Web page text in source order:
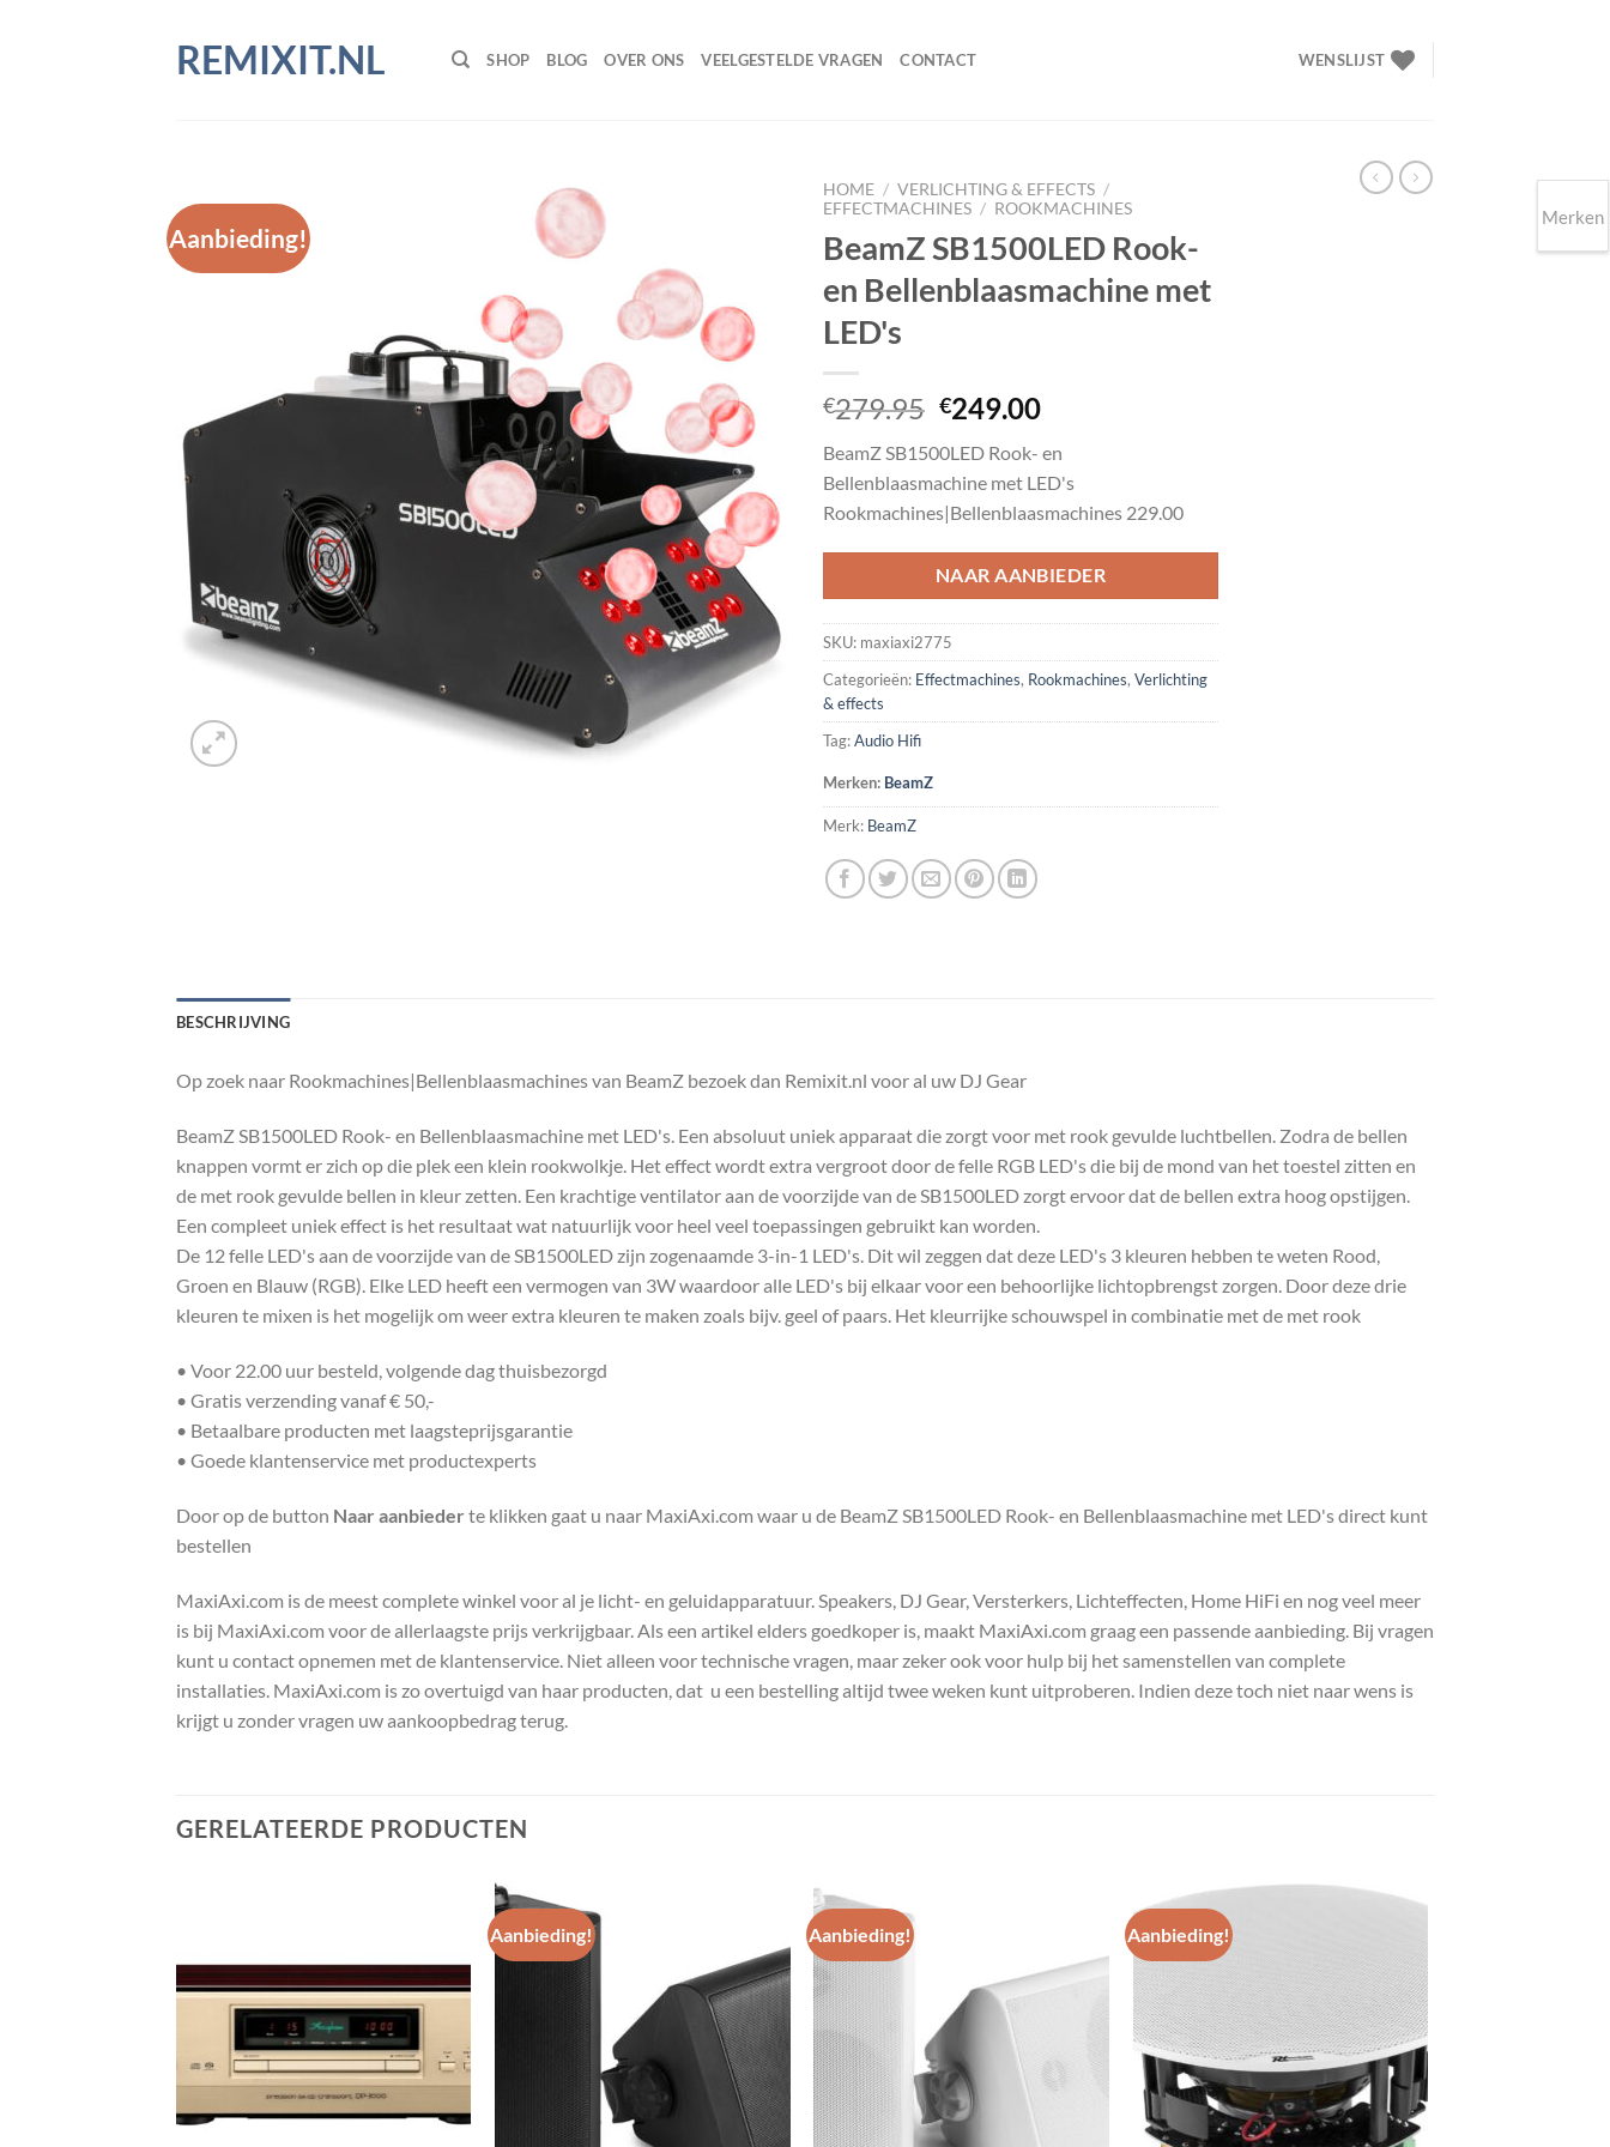
REMIXIT.NL SHOP BLOG OVER ONS VEELGESTELDE VRAGEN CONTACT WENSLIJST
Aanbieding!
Toevoegen
aan
wenslijst
HOME / VERLICHTING & EFFECTS /
EFFECTMACHINES / ROOKMACHINES
BeamZ SB1500LED Rook-
en Bellenblaasmachine met
LED's
€279.95 Oorspronkelijke
was:
€279.95.
€249.00Huidige
is:
€249.00.
BeamZ SB1500LED Rook- en
Bellenblaasmachine met LED's
Rookmachines|Bellenblaasmachines 229.00
NAAR AANBIEDER
SKU: maxiaxi2775
Categorieën: Effectmachines, Rookmachines, Verlichting
& effects
Tag:Audio Hifi
Merken: BeamZ
Merk: BeamZ
BESCHRIJVING
Op zoek naar Rookmachines|Bellenblaasmachines van BeamZ bezoek dan Remixit.nl voor al uw DJ Gear
BeamZ SB1500LED Rook- en Bellenblaasmachine met LED's. Een absoluut uniek apparaat die zorgt voor met rook gevulde luchtbellen. Zodra de bellen
knappen vormt er zich op die plek een klein rookwolkje. Het effect wordt extra vergroot door de felle RGB LED's die bij de mond van het toestel zitten en
de met rook gevulde bellen in kleur zetten. Een krachtige ventilator aan de voorzijde van de SB1500LED zorgt ervoor dat de bellen extra hoog opstijgen.
Een compleet uniek effect is het resultaat wat natuurlijk voor heel veel toepassingen gebruikt kan worden.
De 12 felle LED's aan de voorzijde van de SB1500LED zijn zogenaamde 3-in-1 LED's. Dit wil zeggen dat deze LED's 3 kleuren hebben te weten Rood,
Groen en Blauw (RGB). Elke LED heeft een vermogen van 3W waardoor alle LED's bij elkaar voor een behoorlijke lichtopbrengst zorgen. Door deze drie
kleuren te mixen is het mogelijk om weer extra kleuren te maken zoals bijv. geel of paars. Het kleurrijke schouwspel in combinatie met de met rook
• Voor 22.00 uur besteld, volgende dag thuisbezorgd
• Gratis verzending vanaf € 50,-
• Betaalbare producten met laagsteprijsgarantie
• Goede klantenservice met productexperts
Door op de button Naar aanbieder te klikken gaat u naar MaxiAxi.com waar u de BeamZ SB1500LED Rook- en Bellenblaasmachine met LED's direct kunt
bestellen
MaxiAxi.com is de meest complete winkel voor al je licht- en geluidapparatuur. Speakers, DJ Gear, Versterkers, Lichteffecten, Home HiFi en nog veel meer
is bij MaxiAxi.com voor de allerlaagste prijs verkrijgbaar. Als een artikel elders goedkoper is, maakt MaxiAxi.com graag een passende aanbieding. Bij vragen
kunt u contact opnemen met de klantenservice. Niet alleen voor technische vragen, maar zeker ook voor hulp bij het samenstellen van complete
installaties. MaxiAxi.com is zo overtuigd van haar producten, dat u een bestelling altijd twee weken kunt uitproberen. Indien deze toch niet naar wens is
krijgt u zonder vragen uw aankoopbedrag terug.
GERELATEERDE PRODUCTEN
Toevoegen
aan
wenslijst
Aanbieding!
Toevoegen
aan
wenslijst
Aanbieding!
Toevoegen
Aanbieding!
Toevoegen
aan
wenslijst
Merken